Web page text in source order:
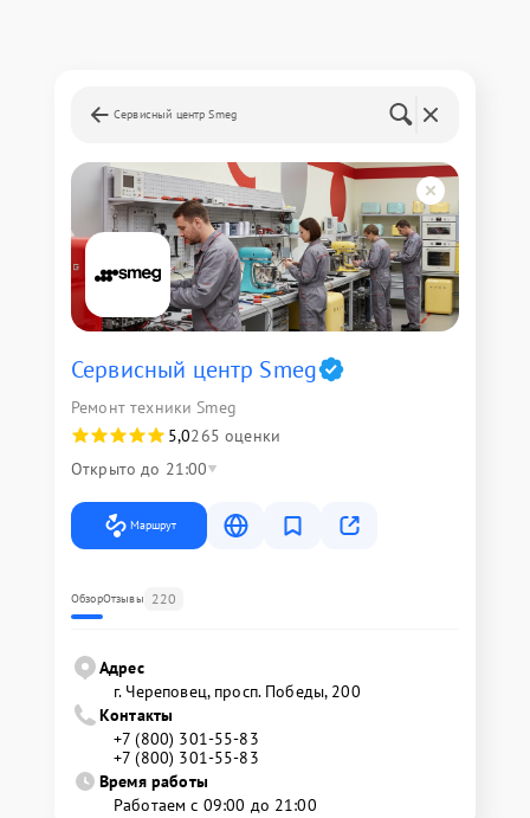
Сервисный центр Smeg
Сервисный центр Smeg
Ремонт техники Smeg
5,0265 оценки
Открыто до 21:00
Маршрут
ОбзорОтзывы 220
Адрес
г. Череповец, просп. Победы, 200
Контакты
+7 (800) 301-55-83
+7 (800) 301-55-83
Время работы
Работаем с 09:00 до 21:00